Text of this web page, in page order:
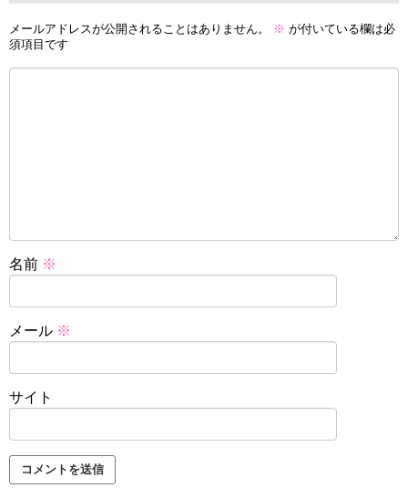
メールアドレスが公開されることはありません。 ※ が付いている欄は必
須項目です
名前 ※
メール ※
サイト